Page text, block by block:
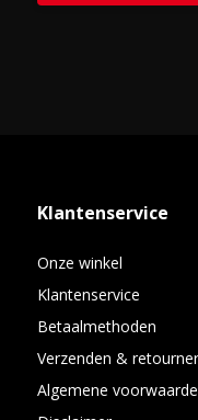
Klantenservice
Onze winkel
Klantenservice
Betaalmethoden
Verzenden &
Algemene